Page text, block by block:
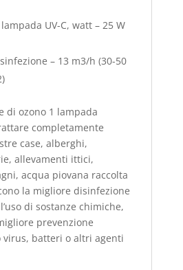
UV-C, watt – 25 W
– 13 m3/h (30-50
di ozono 1 lampada
completamente
case, alberghi,
allevamenti ittici,
acqua piovana raccolta
la migliore disinfezione
di sostanze chimiche,
prevenzione
virus, batteri o altri agenti